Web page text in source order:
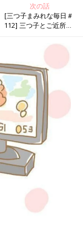
次の話
[三つ子まみれな毎日＃
112] 三つ子とご近所さ